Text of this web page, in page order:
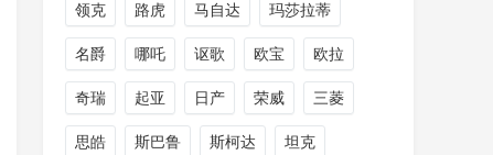
领克 路虎 马自达 玛莎拉蒂
名爵 哪吒 讴歌 欧宝 欧拉
奇瑞 起亚 日产 荣威 三菱
思皓 斯巴鲁 斯柯达 坦克